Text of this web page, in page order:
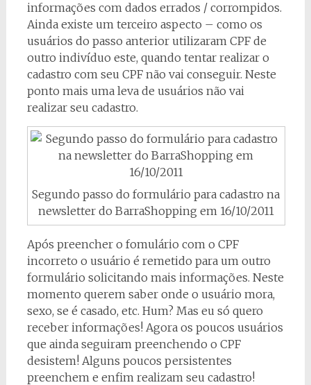
informações com dados errados / corrompidos.
Ainda existe um terceiro aspecto – como os
usuários do passo anterior utilizaram CPF de
outro indivíduo este, quando tentar realizar o
cadastro com seu CPF não vai conseguir. Neste
ponto mais uma leva de usuários não vai
realizar seu cadastro.
Segundo passo do formulário para cadastro na
newsletter do BarraShopping em 16/10/2011
Após preencher o fomulário com o CPF
incorreto o usuário é remetido para um outro
formulário solicitando mais informações. Neste
momento querem saber onde o usuário mora,
sexo, se é casado, etc. Hum? Mas eu só quero
receber informações! Agora os poucos usuários
que ainda seguiram preenchendo o CPF
desistem! Alguns poucos persistentes
preenchem e enfim realizam seu cadastro!